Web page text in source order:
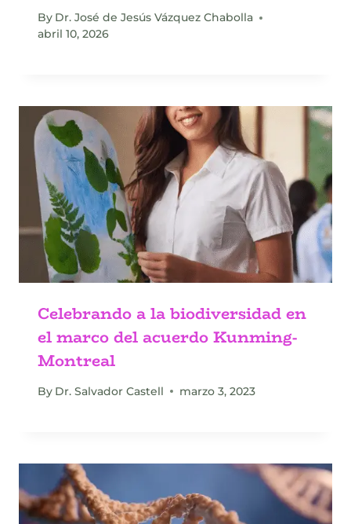
By Dr. José de Jesús Vázquez Chabolla
abril 10, 2026
Celebrando a la biodiversidad en
el marco del acuerdo Kunming-
Montreal
By Dr. Salvador Castell marzo 3, 2023